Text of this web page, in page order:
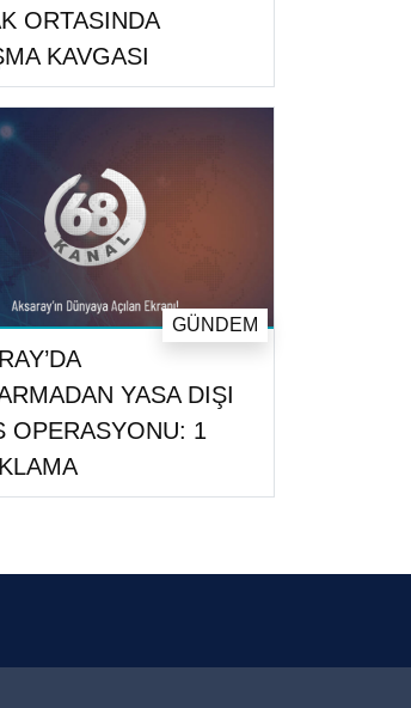
ORTASINDA
KAVGASI
YASA DIŞI
OPERASYONU: 1
GÜNDEM